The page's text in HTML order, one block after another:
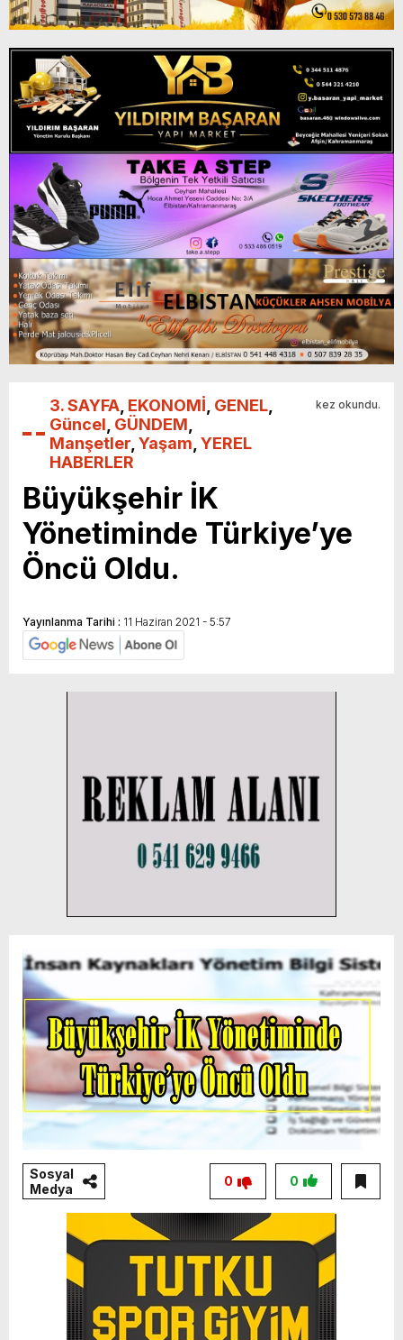
3. SAYFA EKONOMİ GENEL
Güncel GÜNDEM
Manşetler Yaşam YEREL
HABERLER
kez okundu.
Büyükşehir İK
Yönetiminde Türkiye’ye
Öncü Oldu.
Yayınlanma Tarihi : 11 Haziran 2021 - 5:57
Sosyal
Medya
0
0